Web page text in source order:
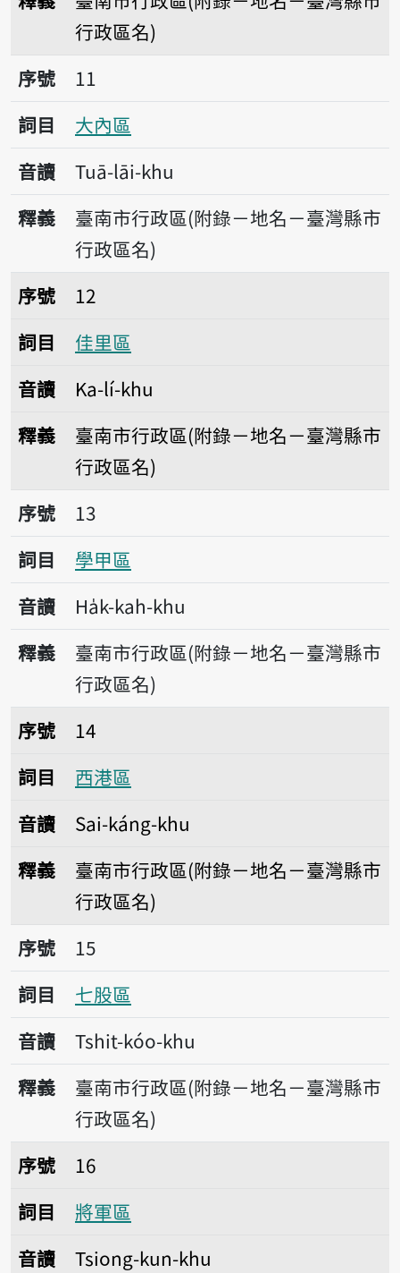
行政區名)
序號11大內區
序號
11
詞目
大內區
音讀
Tuā-lāi-khu
釋義
臺南市行政區(附錄－地名－臺灣縣市
行政區名)
序號12佳里區
序號
12
詞目
佳里區
音讀
Ka-lí-khu
釋義
臺南市行政區(附錄－地名－臺灣縣市
行政區名)
序號13學甲區
序號
13
詞目
學甲區
音讀
Ha̍k-kah-khu
釋義
臺南市行政區(附錄－地名－臺灣縣市
行政區名)
序號14西港區
序號
14
詞目
西港區
音讀
Sai-káng-khu
釋義
臺南市行政區(附錄－地名－臺灣縣市
行政區名)
序號15七股區
序號
15
詞目
七股區
音讀
Tshit-kóo-khu
釋義
臺南市行政區(附錄－地名－臺灣縣市
行政區名)
序號16將軍區
序號
16
詞目
將軍區
音讀
Tsiong-kun-khu